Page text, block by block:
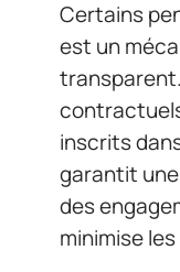
Certains
est un
inscrits
garantit
des
minimise